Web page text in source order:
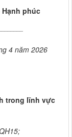
phúc
4 năm 2026
trong lĩnh vực